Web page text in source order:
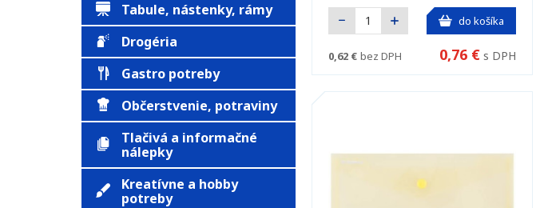
Tabule, nástenky, rámy
Drogéria
Gastro potreby
Občerstvenie, potraviny
Tlačivá a informačné
nálepky
Kreatívne a hobby
potreby
do košíka
0,62 € bez DPH 0,76 € s DPH